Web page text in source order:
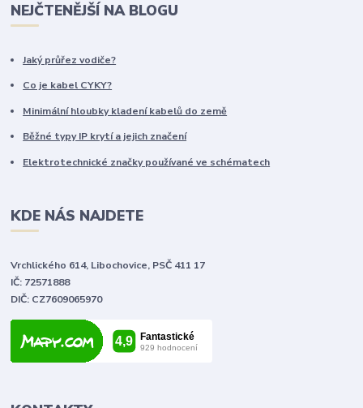
NEJČTENĚJŠÍ NA BLOGU
Jaký průřez vodiče?
Co je kabel CYKY?
Minimální hloubky kladení kabelů do země
Běžné typy IP krytí a jejich značení
Elektrotechnické značky používané ve schématech
KDE NÁS NAJDETE
Vrchlického 614, Libochovice, PSČ 411 17
IČ: 72571888
DIČ: CZ7609065970